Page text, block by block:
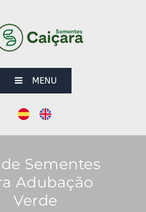
MENU
Sementes
Adubação
Verde